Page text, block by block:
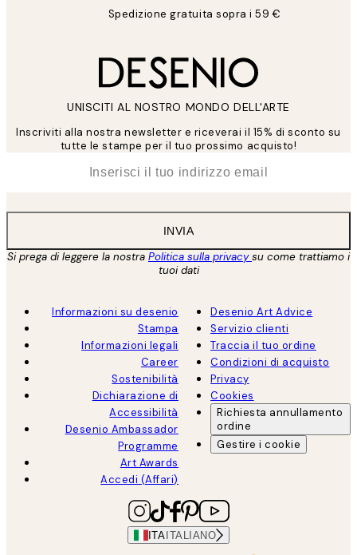
Spedizione gratuita sopra i 59 €
UNISCITI AL NOSTRO MONDO DELL'ARTE
Inscriviti alla nostra newsletter e riceverai il 15% di sconto su
tutte le stampe per il tuo prossimo acquisto!
INVIA
Si prega di leggere la nostra Politica sulla privacysu come trattiamo i
tuoi dati
Informazioni su desenio
Stampa
Informazioni legali
Career
Sostenibilità
Dichiarazione di
Accessibilità
Desenio Ambassador
Programme
Art Awards
Accedi (Affari)
Desenio Art Advice
Servizio clienti
Traccia il tuo ordine
Condizioni di acquisto
Privacy
Cookies
Richiesta annullamento
ordine
Gestire i cookie
ITA ITALIANO